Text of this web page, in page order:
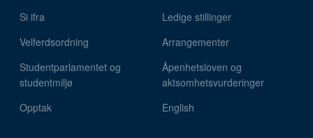
Si ifra
Velferdsordning
Studentparlamentet og
studentmiljø
Opptak
Ledige stillinger
Arrangementer
Åpenhetsloven og
aktsomhetsvurderinger
English